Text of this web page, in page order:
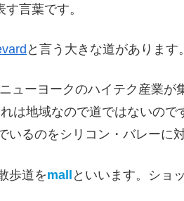
言葉です。
と言う大きな道があります。
ューヨークのハイテク産業が
は地域なので道ではないの
るのをシリコン・バレーに
歩道をmall といいます。ショ